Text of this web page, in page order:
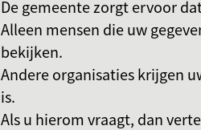
De gemeente zorgt ervoor
Alleen mensen die uw
bekijken.
Andere organisaties krijgen
is.
Als u hierom vraagt, dan